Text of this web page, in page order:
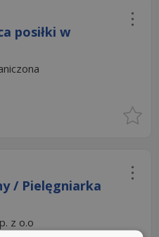
posiłki w
/ Pielęgniarka
z o.o